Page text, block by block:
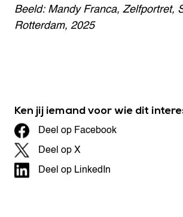
Beeld: Mandy Franca, Zelfportret,
Rotterdam, 2025
Ken jij iemand voor wie dit
Deel op Facebook
Deel op X
Deel op LinkedIn